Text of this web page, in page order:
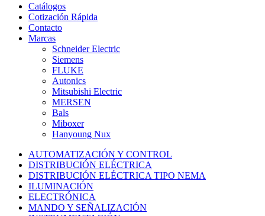
Catálogos
Cotización Rápida
Contacto
Marcas
Schneider Electric
Siemens
FLUKE
Autonics
Mitsubishi Electric
MERSEN
Bals
Miboxer
Hanyoung Nux
AUTOMATIZACIÓN Y CONTROL
DISTRIBUCIÓN ELÉCTRICA
DISTRIBUCIÓN ELÉCTRICA TIPO NEMA
ILUMINACIÓN
ELECTRÓNICA
MANDO Y SEÑALIZACIÓN